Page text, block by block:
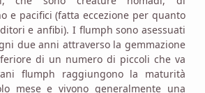
e pacifici (fatta eccezione per quanto
e anfibi). I flumph sono asessuati
due anni attraverso la gemmazione
di un numero di piccoli che va
flumph raggiungono la maturità
mese e vivono generalmente una